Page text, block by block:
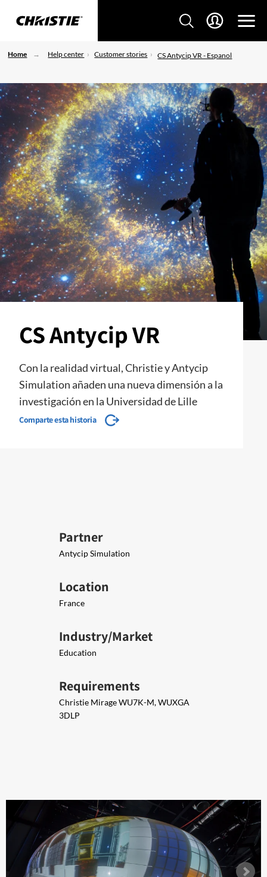
Home Help center Customer stories CS Antycip VR - Espanol
CS Antycip VR
Con la realidad virtual, Christie y Antycip
Simulation añaden una nueva dimensión a la
investigación en la Universidad de Lille
Comparte esta historia
Partner
Antycip Simulation
Location
France
Industry/Market
Education
Requirements
Christie Mirage WU7K-M, WUXGA
3DLP